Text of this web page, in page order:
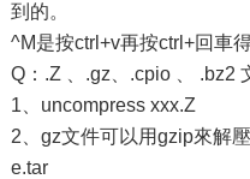
到的。
^M是按ctrl+v再按ctrl+回車
Q：.Z 、.gz、.cpio 、 .bz2
1、uncompress xxx.Z
2、gz文件可以用gzip來解
e.tar